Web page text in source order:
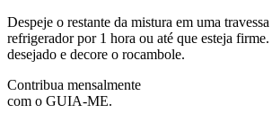
Despeje o restante da mistura em uma
refrigerador por 1 hora ou até que esteja
desejado e decore o rocambole.
Contribua mensalmente
com o GUIA-ME.